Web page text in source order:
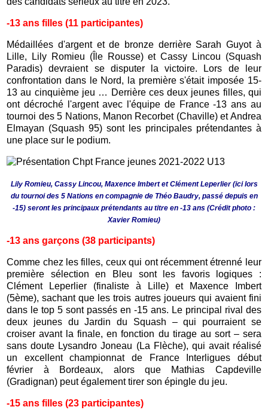
-13 ans filles (11 participantes)
Médaillées d'argent et de bronze derrière Sarah Guyot à
Lille, Lily Romieu (Île Rousse) et Cassy Lincou (Squash
Paradis) devraient se disputer la victoire. Lors de leur
confrontation dans le Nord, la première s'était imposée 15-
13 au cinquième jeu … Derrière ces deux jeunes filles, qui
ont décroché l'argent avec l'équipe de France -13 ans au
tournoi des 5 Nations, Manon Recorbet (Chaville) et Andrea
Elmayan (Squash 95) sont les principales prétendantes à
une place sur le podium.
Lily Romieu, Cassy Lincou, Maxence Imbert et Clément Leperlier (ici lors
du tournoi des 5 Nations en compagnie de Théo Baudry, passé depuis en
-15) seront les principaux prétendants au titre en -13 ans (Crédit photo :
Xavier Romieu)
-13 ans garçons (38 participants)
Comme chez les filles, ceux qui ont récemment étrenné leur
première sélection en Bleu sont les favoris logiques :
Clément Leperlier (finaliste à Lille) et Maxence Imbert
(5ème), sachant que les trois autres joueurs qui avaient fini
dans le top 5 sont passés en -15 ans. Le principal rival des
deux jeunes du Jardin du Squash – qui pourraient se
croiser avant la finale, en fonction du tirage au sort – sera
sans doute Lysandro Joneau (La Flèche), qui avait réalisé
un excellent championnat de France Interligues début
février à Bordeaux, alors que Mathias Capdeville
(Gradignan) peut également tirer son épingle du jeu.
-15 ans filles (23 participantes)